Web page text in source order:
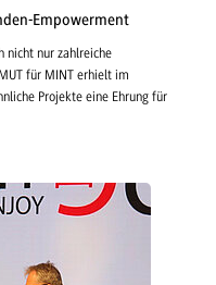
Empowerment
nicht nur zahlreiche
für MINT erhielt im
Projekte eine Ehrung für